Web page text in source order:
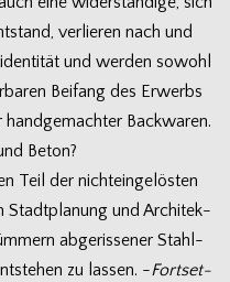
ver­lie­ren nach und
und wer­den sowohl
Bei­fang des Erwerbs
Back­wa­ren.
Beton?
Teil der nicht­ein­ge­lös­ten
Stadt­pla­nung und Archi­tek­
abge­ris­se­ner Stahl­
zu las­sen. -Fort­set­